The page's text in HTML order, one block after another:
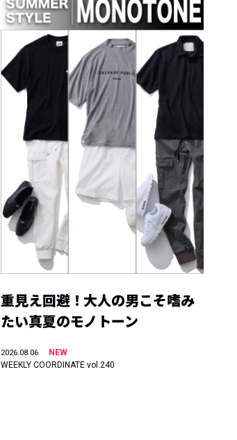
重見え回避！大人の男こそ嗜み
たい真夏のモノトーン
2026.08.06
NEW
WEEKLY COORDINATE vol.240